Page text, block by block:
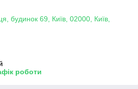
будинок 69, Київ, 02000, Київ,
роботи